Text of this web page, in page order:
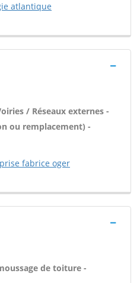
atlantique
/ Réseaux externes -
ou remplacement) -
fabrice oger
de toiture -